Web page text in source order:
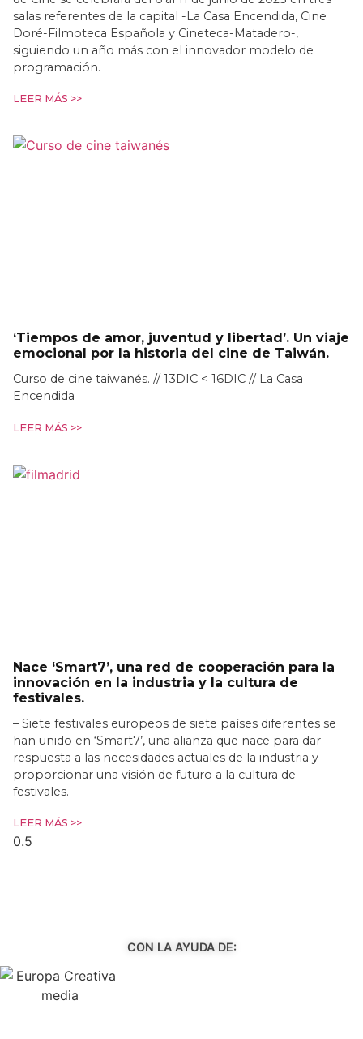
salas referentes de la capital -La Casa Encendida, Cine
Doré-Filmoteca Española y Cineteca-Matadero-,
siguiendo un año más con el innovador modelo de
programación.
LEER MÁS >>
‘Tiempos de amor, juventud y libertad’. Un viaje
emocional por la historia del cine de Taiwán.
Curso de cine taiwanés. // 13DIC < 16DIC // La Casa
Encendida
LEER MÁS >>
Nace ‘Smart7’, una red de cooperación para la
innovación en la industria y la cultura de
festivales.
– Siete festivales europeos de siete países diferentes se
han unido en ‘Smart7’, una alianza que nace para dar
respuesta a las necesidades actuales de la industria y
proporcionar una visión de futuro a la cultura de
festivales.
LEER MÁS >>
CON LA AYUDA DE: